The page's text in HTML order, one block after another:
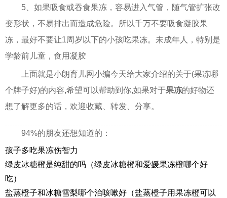
5、如果吸食或吞食果冻，容易进入气管，随气管扩张改
变形状，不易排出而造成危险。所以千万不要吸食凝胶果
冻，最好不要让1周岁以下的小孩吃果冻。未成年人，特别是
学龄前儿童，食用凝胶
上面就是小朗育儿网小编今天给大家介绍的关于(果冻哪
个牌子好)的内容,希望可以帮助到你,如果对于果冻的好物还
想了解更多的话，欢迎收藏、转发、分享。
94%的朋友还想知道的：
孩子多吃果冻伤智力
绿皮冰糖橙是纯甜的吗（绿皮冰糖橙和爱媛果冻橙哪个好
吃）
盐蒸橙子和冰糖雪梨哪个治咳嗽好（盐蒸橙子用果冻橙可以